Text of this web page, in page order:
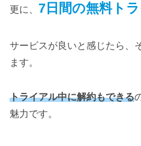
更に、 7日間の無料ト
サービスが良いと感じたら、
ます。
トライアル中に解約もできる
魅力です。